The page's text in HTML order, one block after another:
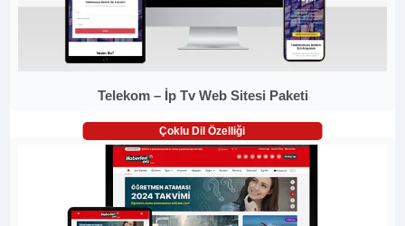
Telekom – İp Tv Web Sitesi Paketi
Çoklu Dil Özelliği